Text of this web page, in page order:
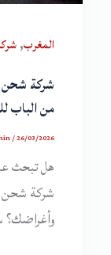
المغرب,
شركة شحن
من الباب
/26/03/2026
هل تبحث
شركة شحن
وأغراضك؟